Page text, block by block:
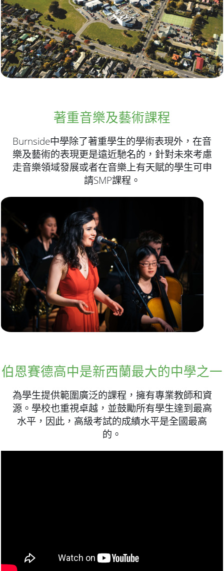
著重音樂及藝術課程
Burnside中學除了著重學生的學術表現外，在音
樂及藝術的表現更是遠近馳名的，針對未來考慮
走音樂領域發展或者在音樂上有天賦的學生可申
請SMP課程。
伯恩賽德高中是新西蘭最大的中學之一
為學生提供範圍廣泛的課程，擁有專業教師和資
源。學校也重視卓越，並鼓勵所有學生達到最高
水平，因此，高級考試的成績水平是全國最高
的。